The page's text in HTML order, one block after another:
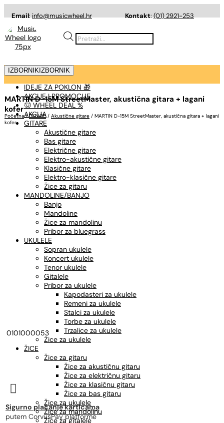
Email:info@musicwheel.hr Kontakt:(01) 2921-253
Products
search
IZBORNIK IZBORNIK
IDEJE ZA POKLON 🎁
AKCIJE I PROMOCIJE
🤠 WHEEL DEAL %
AKCIJA
GITARE
Akustične gitare
Bas gitare
Električne gitare
Elektro-akustične gitare
Klasične gitare
Elektro-klasične gitare
Žice za gitaru
MANDOLINE/BANJO
Banjo
Mandoline
Žice za mandolinu
Pribor za bluegrass
UKULELE
Sopran ukulele
Koncert ukulele
Tenor ukulele
Gitalele
Pribor za ukulele
Kapodasteri za ukulele
Remeni za ukulele
Stalci za ukulele
Torbe za ukulele
Trzalice za ukulele
Žice za ukulele
ŽICE
Žice za gitaru
Žice za akustičnu gitaru
Žice za električnu gitaru
Žice za klasičnu gitaru
Žice za bas gitaru
Žice za ukulele
Žice za mandolinu
Žice za gitalele
MARTIN D-15M StreetMaster, akustična gitara + lagani
kofer
Početna/GITARE/ Akustične gitare / MARTIN D-15M StreetMaster, akustična gitara + lagani
kofer
0101000053

Sigurno plaćanje karticama
putem CorvusPay platforme